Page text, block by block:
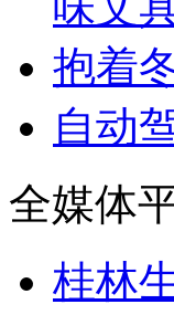
抱着
自动
全媒体
桂林